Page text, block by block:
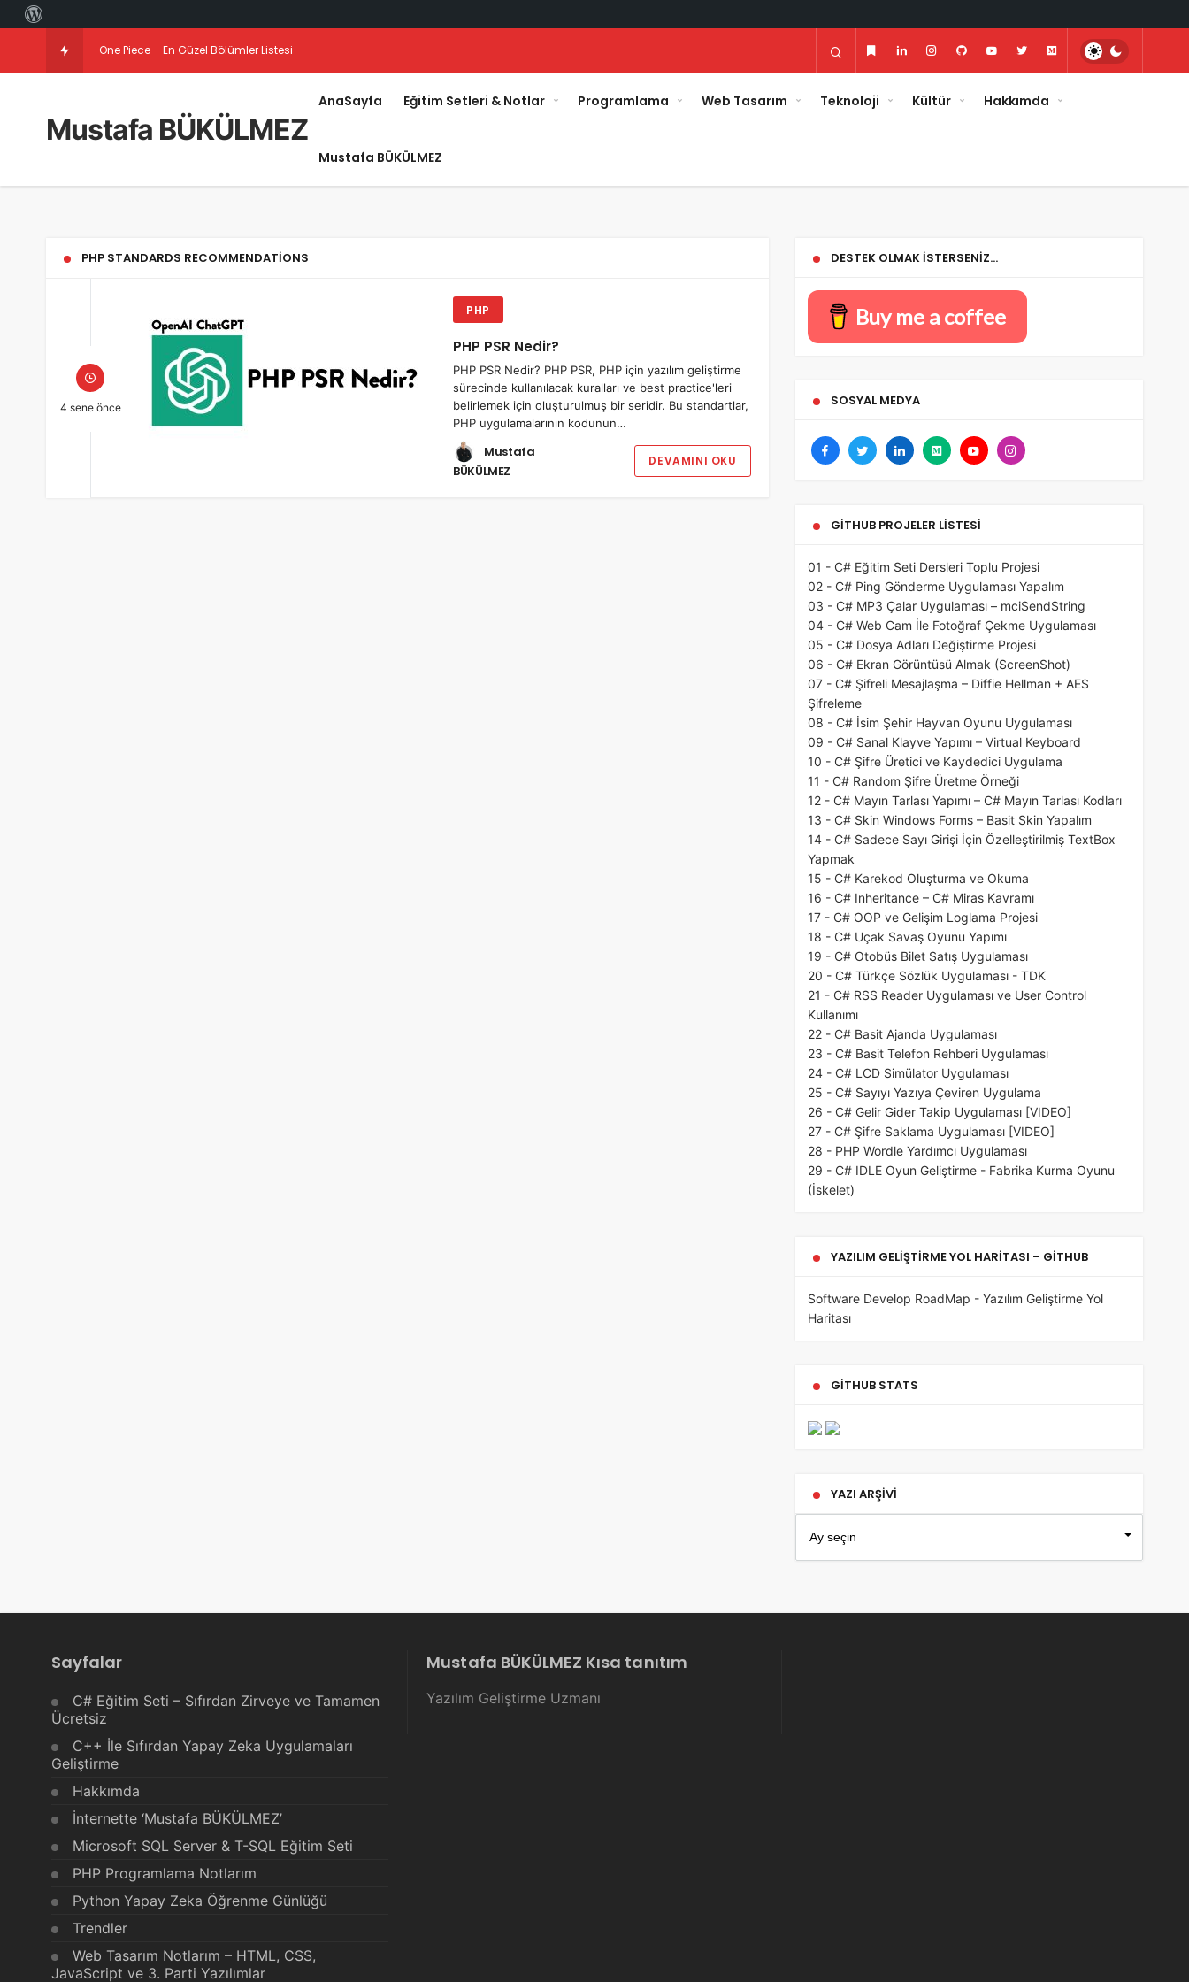
One Piece – En Güzel Bölümler Listesi
Mustafa BÜKÜLMEZ
AnaSayfa Eğitim Setleri & Notlar Programlama Web Tasarım Teknoloji Kültür Hakkımda
Mustafa BÜKÜLMEZ
PHP STANDARDS RECOMMENDATIONS
4 sene önce
PHP
PHP PSR Nedir?
PHP PSR Nedir? PHP PSR, PHP için yazılım geliştirme
sürecinde kullanılacak kuralları ve best practice'leri
belirlemek için oluşturulmuş bir seridir. Bu standartlar,
PHP uygulamalarının kodunun…
Mustafa
BÜKÜLMEZ
DEVAMINI OKU
DESTEK OLMAK İSTERSENIZ…
Buy me a coffee
SOSYAL MEDYA
GITHUB PROJELER LISTESI
01 - C# Eğitim Seti Dersleri Toplu Projesi
02 - C# Ping Gönderme Uygulaması Yapalım
03 - C# MP3 Çalar Uygulaması – mciSendString
04 - C# Web Cam İle Fotoğraf Çekme Uygulaması
05 - C# Dosya Adları Değiştirme Projesi
06 - C# Ekran Görüntüsü Almak (ScreenShot)
07 - C# Şifreli Mesajlaşma – Diffie Hellman + AES
Şifreleme
08 - C# İsim Şehir Hayvan Oyunu Uygulaması
09 - C# Sanal Klayve Yapımı – Virtual Keyboard
10 - C# Şifre Üretici ve Kaydedici Uygulama
11 - C# Random Şifre Üretme Örneği
12 - C# Mayın Tarlası Yapımı – C# Mayın Tarlası Kodları
13 - C# Skin Windows Forms – Basit Skin Yapalım
14 - C# Sadece Sayı Girişi İçin Özelleştirilmiş TextBox
Yapmak
15 - C# Karekod Oluşturma ve Okuma
16 - C# Inheritance – C# Miras Kavramı
17 - C# OOP ve Gelişim Loglama Projesi
18 - C# Uçak Savaş Oyunu Yapımı
19 - C# Otobüs Bilet Satış Uygulaması
20 - C# Türkçe Sözlük Uygulaması - TDK
21 - C# RSS Reader Uygulaması ve User Control
Kullanımı
22 - C# Basit Ajanda Uygulaması
23 - C# Basit Telefon Rehberi Uygulaması
24 - C# LCD Simülator Uygulaması
25 - C# Sayıyı Yazıya Çeviren Uygulama
26 - C# Gelir Gider Takip Uygulaması [VIDEO]
27 - C# Şifre Saklama Uygulaması [VIDEO]
28 - PHP Wordle Yardımcı Uygulaması
29 - C# IDLE Oyun Geliştirme - Fabrika Kurma Oyunu
(İskelet)
YAZILIM GELIŞTIRME YOL HARITASI – GITHUB
Software Develop RoadMap - Yazılım Geliştirme Yol
Haritası
GITHUB STATS
YAZI ARŞIVI
Sayfalar
C# Eğitim Seti – Sıfırdan Zirveye ve Tamamen
Ücretsiz
C++ İle Sıfırdan Yapay Zeka Uygulamaları
Geliştirme
Hakkımda
İnternette ‘Mustafa BÜKÜLMEZ’
Microsoft SQL Server & T-SQL Eğitim Seti
PHP Programlama Notlarım
Python Yapay Zeka Öğrenme Günlüğü
Trendler
Web Tasarım Notlarım – HTML, CSS,
JavaScript ve 3. Parti Yazılımlar
Mustafa BÜKÜLMEZ Kısa tanıtım
Yazılım Geliştirme Uzmanı